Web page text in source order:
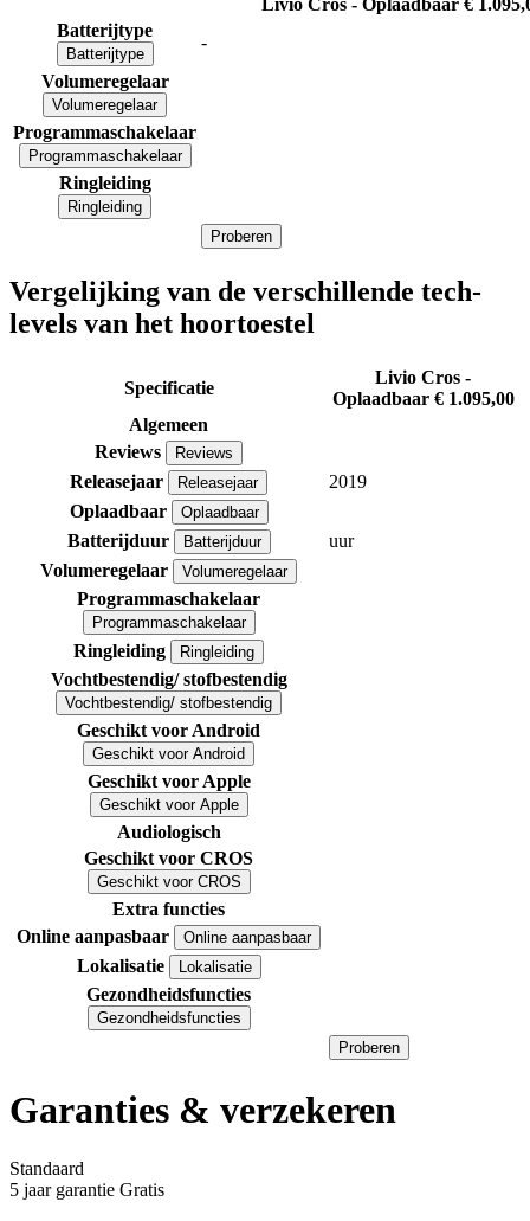
Livio Cros - Oplaadbaar €
Batterijtype
Batterijtype
-
Volumeregelaar
Volumeregelaar
Programmaschakelaar
Programmaschakelaar
Ringleiding
Ringleiding
Proberen
Vergelijking van de verschillende tech-
levels van het hoortoestel
Specificatie
Livio Cros -
Oplaadbaar € 1.095,00
Algemeen
Reviews
Reviews
Releasejaar Releasejaar
2019
Oplaadbaar
Oplaadbaar
Batterijduur Batterijduur
uur
Volumeregelaar
Volumeregelaar
Programmaschakelaar
Programmaschakelaar
Ringleiding Ringleiding
Vochtbestendig/ stofbestendig
Vochtbestendig/ stofbestendig
Geschikt voor Android
Geschikt voor Android
Geschikt voor Apple
Geschikt voor Apple
Audiologisch
Geschikt voor CROS
Geschikt voor CROS
Extra functies
Online aanpasbaar
Online aanpasbaar
Lokalisatie Lokalisatie
Gezondheidsfuncties
Gezondheidsfuncties
Proberen
Garanties & verzekeren
Standaard
5 jaar garantie Gratis